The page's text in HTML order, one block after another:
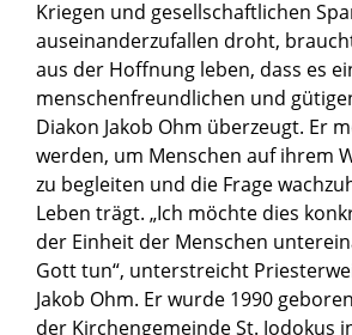
Kriegen und gesellschaftlichen
auseinanderzufallen droht,
aus der Hoffnung leben, dass es
menschenfreundlichen und
Diakon Jakob Ohm überzeugt. Er
werden, um Menschen auf ihrem
zu begleiten und die Frage
Leben trägt. „Ich möchte dies
der Einheit der Menschen
Gott tun“, unterstreicht
Jakob Ohm. Er wurde 1990
der Kirchengemeinde St. Jodokus